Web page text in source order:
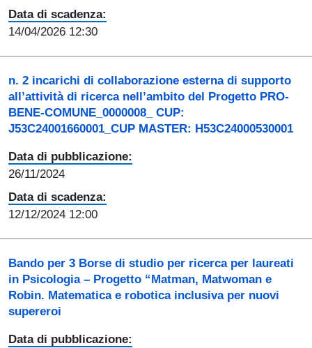
Data di scadenza:
14/04/2026 12:30
n. 2 incarichi di collaborazione esterna di supporto
all’attività di ricerca nell’ambito del Progetto PRO-
BENE-COMUNE_0000008_ CUP:
J53C24001660001_CUP MASTER: H53C24000530001
Data di pubblicazione:
26/11/2024
Data di scadenza:
12/12/2024 12:00
Bando per 3 Borse di studio per ricerca per laureati
in Psicologia – Progetto “Matman, Matwoman e
Robin. Matematica e robotica inclusiva per nuovi
supereroi
Data di pubblicazione: